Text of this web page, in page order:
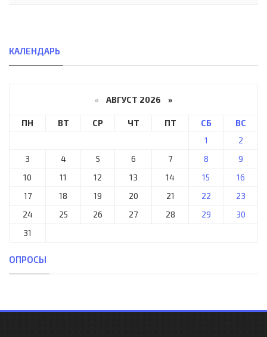
КАЛЕНДАРЬ
« АВГУСТ 2026 »
ПН ВТ СР ЧТ ПТ СБ
ВС
1
2
3
4 5 6 7 8
9
10
11 12 13 14 15
16
17
18 19 20 21 22
23
24
25 26 27 28 29
30
31
ОПРОСЫ